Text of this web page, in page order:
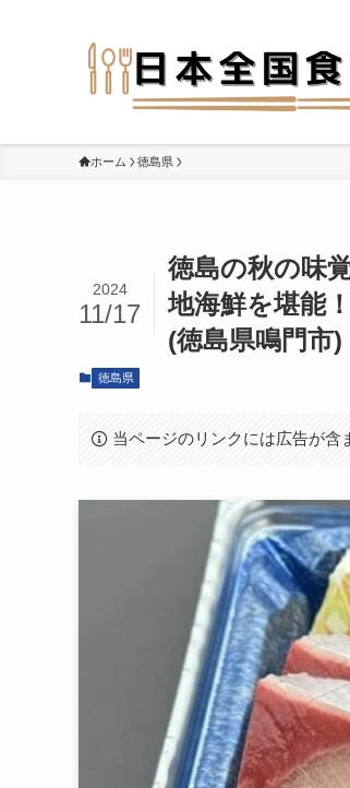
ホーム 徳島県
徳島の秋の味
地海鮮を堪能
(徳島県鳴門市)
2024
11/17
徳島県
当ページのリンクには広告が含